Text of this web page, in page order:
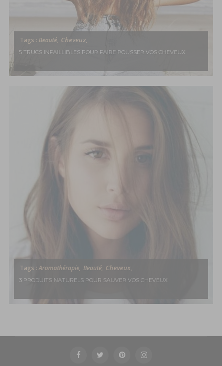
Tags : Beauté, Cheveux,
5 TRUCS INFAILLIBLES POUR FAIRE POUSSER VOS CHEVEUX
Tags : Aromathérapie, Beauté, Cheveux,
3 PRODUITS NATURELS POUR SAUVER VOS CHEVEUX